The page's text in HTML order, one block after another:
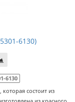
6130)
6130
которая состоит из